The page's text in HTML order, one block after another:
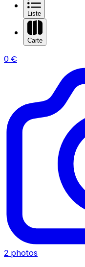
Liste
Carte
0€
2 photos